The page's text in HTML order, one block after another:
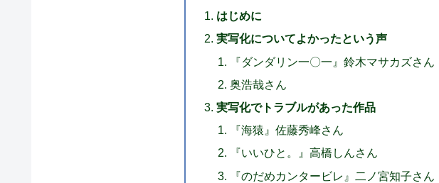
はじめに
実写化についてよかったという声
『ダンダリン一〇一』鈴木マサカズさん
奥浩哉さん
実写化でトラブルがあった作品
『海猿』佐藤秀峰さん
『いいひと。』高橋しんさん
『のだめカンタービレ』二ノ宮知子さん